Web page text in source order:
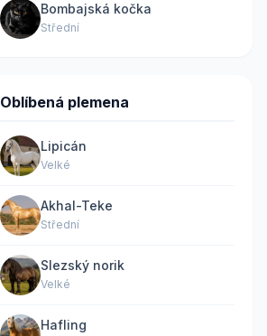
Bombajská kočka
Střední
Oblíbená plemena
Lipicán
Velké
Akhal-Teke
Střední
Slezský norik
Velké
Hafling